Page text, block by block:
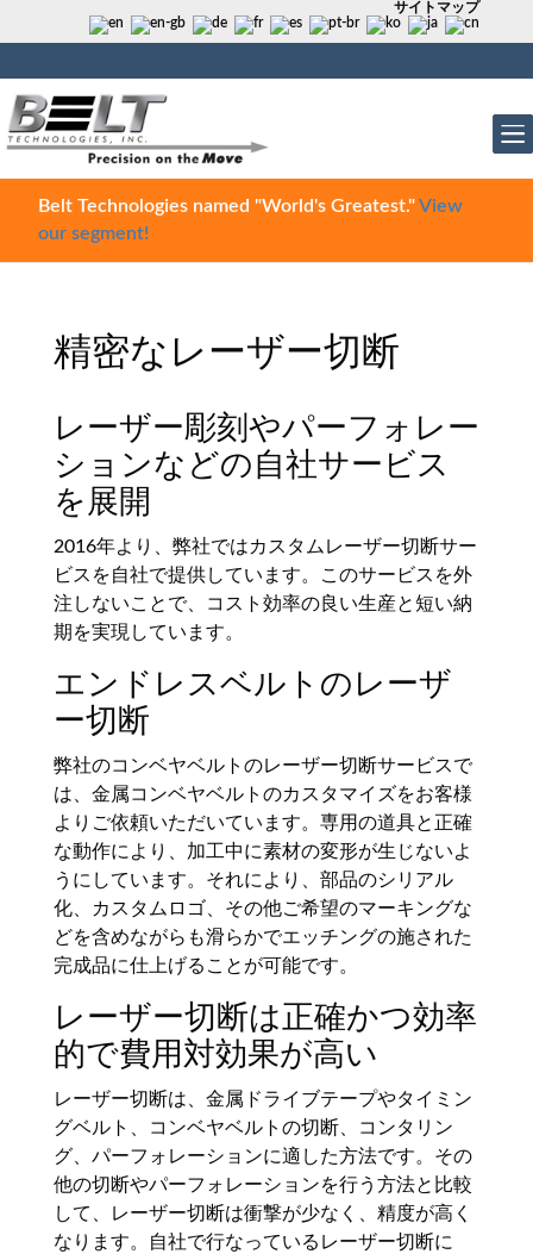
サイトマップ
Belt Technologies named "World's Greatest."View
our segment!
精密なレーザー切断
レーザー彫刻やパーフォレー
ションなどの自社サービス
を展開
2016年より、弊社ではカスタムレーザー切断サー
ビスを自社で提供しています。このサービスを外
注しないことで、コスト効率の良い生産と短い納
期を実現しています。
エンドレスベルトのレーザ
ー切断
弊社のコンベヤベルトのレーザー切断サービスで
は、金属コンベヤベルトのカスタマイズをお客様
よりご依頼いただいています。専用の道具と正確
な動作により、加工中に素材の変形が生じないよ
うにしています。それにより、部品のシリアル
化、カスタムロゴ、その他ご希望のマーキングな
どを含めながらも滑らかでエッチングの施された
完成品に仕上げることが可能です。
レーザー切断は正確かつ効率
的で費用対効果が高い
レーザー切断は、金属ドライブテープやタイミン
グベルト、コンベヤベルトの切断、コンタリン
グ、パーフォレーションに適した方法です。その
他の切断やパーフォレーションを行う方法と比較
して、レーザー切断は衝撃が少なく、精度が高く
なります。自社で行なっているレーザー切断に